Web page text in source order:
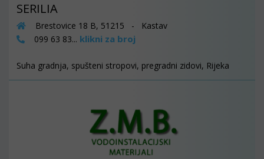
SERILIA
Brestovice 18 B, 51215 - Kastav
099 63 83... klikni za broj
Suha gradnja, spušteni stropovi, pregradni zidovi, Rijeka